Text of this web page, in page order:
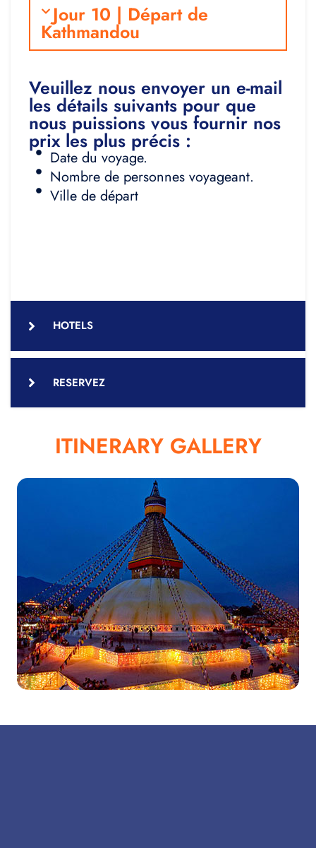
Jour 10 | Départ de
Kathmandou
Veuillez nous envoyer un e-mail
les détails suivants pour que
nous puissions vous fournir nos
prix les plus précis :
Date du voyage.
Nombre de personnes voyageant.
Ville de départ
HOTELS
RESERVEZ
ITINERARY GALLERY